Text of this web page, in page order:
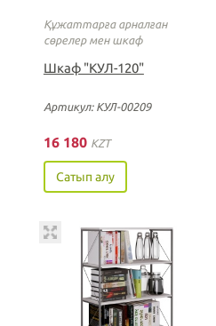
Құжаттарға арналған
сөрелер мен шкаф
Шкаф "КУЛ-120"
Артикул: КУЛ-00209
16 180 KZT
Сатып алу